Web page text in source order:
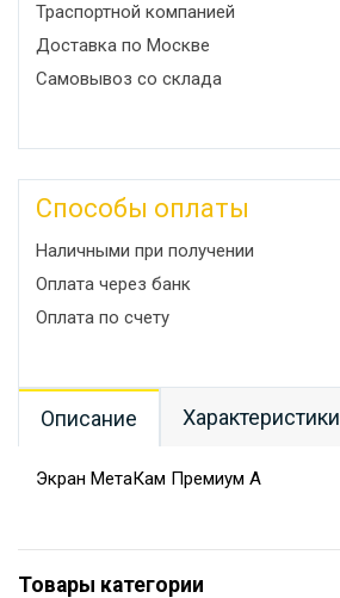
Траспортной компанией
Доставка по Москве
Самовывоз со склада
Способы оплаты
Наличными при получении
Оплата через банк
Оплата по счету
Описание Характеристики
Экран МетаКам Премиум А
Товары категории